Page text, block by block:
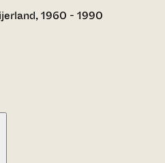
1960 - 1990